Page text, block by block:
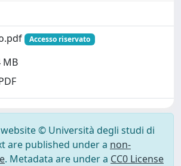
Accesso riservato
MB
© Università degli studi di
are published under a non-
. Metadata are under a CC0 License